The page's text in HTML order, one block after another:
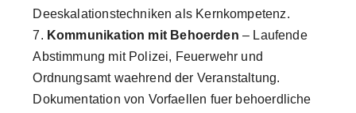
Deeskalationstechniken als Kernkompetenz.
Kommunikation mit Behoerden – Laufende
Abstimmung mit Polizei, Feuerwehr und
Ordnungsamt waehrend der Veranstaltung.
Dokumentation von Vorfaellen fuer behoerdliche